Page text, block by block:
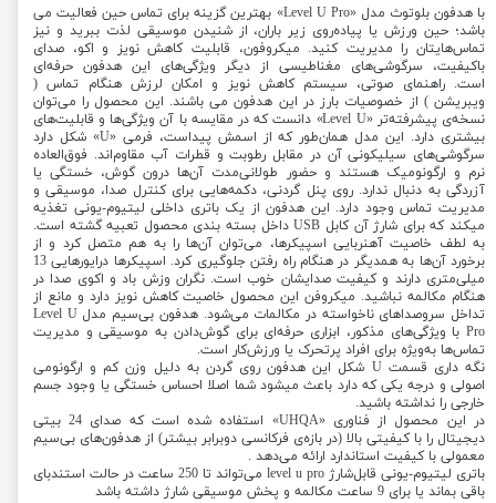
با هدفون بلوتوث مدل «Level U Pro» بهترین گزینه برای تماس حین فعالیت می
باشد؛ حین ورزش یا پیاده‌روی زیر باران، از شنیدن موسیقی لذت ببرید و نیز
تماس‌هایتان را مدیریت کنید. میکروفون، قابلیت کاهش نویز و اکو، صدای
باکیفیت، سرگوشی‌های مغناطیسی از دیگر ویژگی‌های این هدفون حرفه‌ای
است. راهنمای صوتی، سیستم کاهش نویز و امکان لرزش هنگام تماس (
ویبریشن ) از خصوصیات بارز در این هدفون می باشند. این محصول را می‌توان
نسخه‌ی پیشرفته‌تر «Level U» دانست که در مقایسه با آن ویژگی‌ها و قابلیت‌های
بیشتری دارد. این مدل همان‌طور که از اسمش پیداست، فرمی «U» شکل دارد
سرگوشی‌های سیلیکونی آن در مقابل رطوبت و قطرات آب مقاوم‌اند. فوق‌العاده
نرم و ارگونومیک هستند و حضور طولانی‌مدت آن‌ها درون گوش، خستگی یا
آزردگی به دنبال ندارد. روی پنل گردنی، دکمه‌هایی برای کنترل صدا، موسیقی و
مدیریت تماس وجود دارد. این هدفون از یک باتری داخلی لیتیوم-یونی تغذیه
میکند که برای شارژ آن کابل USB داخل بسته بندی محصول تعبیه گشته است.
به لطف خاصیت آهنربایی اسپیکرها، می‌توان آن‌ها را به هم متصل کرد و از
برخورد آن‌ها به همدیگر در هنگام راه رفتن جلوگیری کرد. اسپیکرها درایورهایی 13
میلی‌متری دارند و کیفیت صدایشان خوب است. نگران وزش باد و اکوی صدا در
هنگام مکالمه نباشید. میکروفن این محصول خاصیت کاهش نویز دارد و مانع از
تداخل سروصداهای ناخواسته در مکالمات می‌شود. هدفون بی‌سیم مدل Level U
Pro با ویژگی‌های مذکور، ابزاری حرفه‌ای برای گوش‌دادن به موسیقی و مدیریت
تماس‌ها به‌ویژه برای افراد پرتحرک یا ورزش‌کار است.
نگه داری قسمت U شکل این هدفون روی گردن به دلیل وزن کم و ارگونومی
اصولی و درجه یکی که دارد باعث میشود شما اصلا احساس خستگی یا وجود جسم
خارجی را نداشته باشید.
در این محصول از فناوری «UHQA» استفاده شده است که صدای 24 بیتی
دیجیتال را با کیفیتی بالا (در بازه‌ی فرکانسی دوبرابر بیشتر) از هدفون‌های بی‌سیم
معمولی با کیفیت استاندارد ارائه می‌دهد .
باتری لیتیوم-یونی قابل‌شارژ level u pro می‌تواند تا 250 ساعت در حالت استندبای
باقی بماند یا برای 9 ساعت مکالمه و پخش موسیقی شارژ داشته باشد